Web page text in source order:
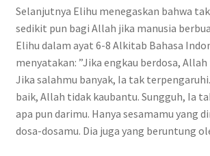
Selanjutnya Elihu menegaskan bahwa
sedikit pun bagi Allah jika manusia
Elihu dalam ayat 6-8 Alkitab Bahasa
menyatakan: ”Jika engkau berdosa,
Jika salahmu banyak, Ia tak
baik, Allah tidak kaubantu. Sungguh, Ia
apa pun darimu. Hanya sesamamu yang
dosa-dosamu. Dia juga yang beruntung